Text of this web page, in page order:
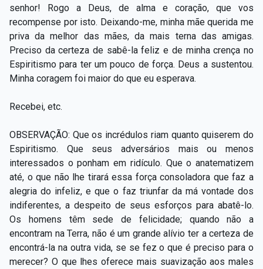
senhor! Rogo a Deus, de alma e coração, que vos
recompense por isto. Deixando-me, minha mãe querida me
priva da melhor das mães, da mais terna das amigas.
Preciso da certeza de sabê-la feliz e de minha crença no
Espiritismo para ter um pouco de força. Deus a sustentou.
Minha coragem foi maior do que eu esperava.
Recebei, etc.
OBSERVAÇÃO: Que os incrédulos riam quanto quiserem do
Espiritismo. Que seus adversários mais ou menos
interessados o ponham em ridículo. Que o anatematizem
até, o que não lhe tirará essa força consoladora que faz a
alegria do infeliz, e que o faz triunfar da má vontade dos
indiferentes, a despeito de seus esforços para abatê-lo.
Os homens têm sede de felicidade; quando não a
encontram na Terra, não é um grande alívio ter a certeza de
encontrá-la na outra vida, se se fez o que é preciso para o
merecer? O que lhes oferece mais suavização aos males